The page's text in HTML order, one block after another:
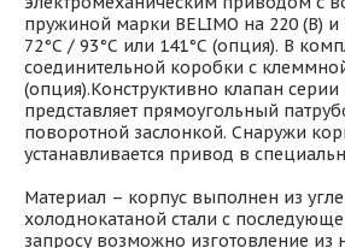
пружиной марки BELIMO на 220 (В)
72°С / 93°С или 141°С (опция). В
соединительной коробки с
(опция).Конструктивно клапан
представляет прямоугольный
поворотной заслонкой. Снаружи
устанавливается привод в
Материал – корпус выполнен из
холоднокатаной стали с
запросу возможно изготовление